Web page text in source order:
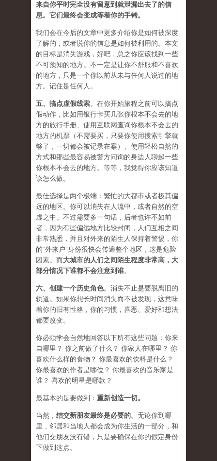
来自你平时完全没有留意到就泄漏出去了的信
息。它们最终会变成等着你的手铐。
我们会在今后的文章中更多介绍你是如何被深度
了解的，或者说你的信息是如何被利用的。本文
的目标是消失游戏，好吧，总之你应该找到一些
不可预知的地方。不一定是让你不舒服和不喜欢
的地方，只是一个你以前从未与任何人说过的地
方。记住是任何人。
五、 搞点虚假线索。在你开始旅程之前可以搞点
假动作，比如用银行卡买几张你根本不会去的地
方的旅行手册、使用互联网查询你根本不会去的
地方的机票（不需要买，只要你使用搜索引擎就
够了，一切都会被记录在案）、使用轻松自然的
方式和那些最容易被警方问询的身边人聊起一些
你根本不会去的地方。等等，我觉得你应该知道
该怎么做。
最佳选择是两个极端：繁忙的大都市或者极其偏
远的地区。你可以消失在人流中，或者自然的空
虚之中。不过需要多一句话，后者也许不如前
者，因为有些偏远地方比较封闭，人们互相之间
非常熟悉，并且对外来的陌生人保持着警惕，你
的“外来户”身份很快会传遍整个地区，这是危险
因素。而大城市的人们之间陌生程度非常高，大
部分情况下谁都不会注意到谁。
六、 创建一个历史角色。消失不止是要脱离旧的
轨道。如果你想长时间消失而不被发现，这意味
着你的旧有性格，你的习惯，喜恶、爱好和想法
都要改变。
你必须学会​​自然地回答以下所有这些问题：你来
自哪里？ 你之前做了什么？ 你家人在哪里？ 你
喜欢什么样的食物？ 你最喜欢的饮料是什么？
你最喜欢的作者是哪位？ 你最喜欢的音乐家是
谁？ 喜欢的明星是哪款？
最基本的是要做到： 重新创造一切。
当然， 结交新朋友最终是必要的。无论你到哪
里，邻居和当地人都会成为你生活的一部分，和
他们交朋友没有错，只是要确保在你的假定身份
下做到这点。